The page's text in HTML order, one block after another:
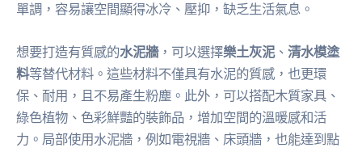
單調，容易讓空間顯得冰冷、壓抑，缺乏生活氣息。
想要打造有質感的水泥牆，可以選擇樂土灰泥、 清水模塗
料等替代材料。這些材料不僅具有水泥的質感，也更環
保、耐用，且不易產生粉塵。此外，可以搭配木質家具、
綠色植物、色彩鮮豔的裝飾品，增加空間的溫暖感和活
力。局部使用水泥牆，例如電視牆、床頭牆，也能達到點